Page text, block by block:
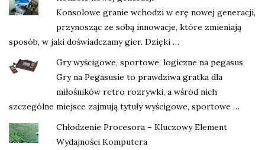
Konsolowe granie wchodzi w erę nowej generacji,
przynosząc ze sobą innowacje, które zmieniają
sposób, w jaki doświadczamy gier. Dzięki …
Gry wyścigowe, sportowe, logiczne na pegasus
Gry na Pegasusie to prawdziwa gratka dla
miłośników retro rozrywki, a wśród nich
szczególne miejsce zajmują tytuły wyścigowe, sportowe …
Chłodzenie Procesora – Kluczowy Element
Wydajności Komputera